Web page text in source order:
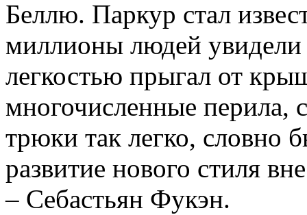
Беллю. Паркур стал
миллионы людей увидели
легкостью прыгал от
многочисленные перила,
трюки так легко, словно
развитие нового стиля
– Себастьян Фукэн.